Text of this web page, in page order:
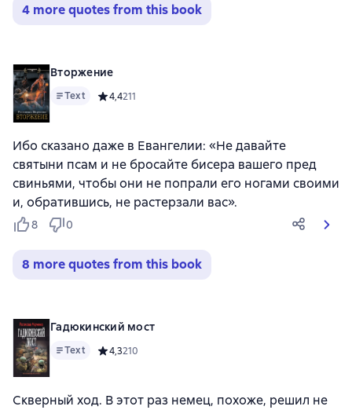
4 more quotes from this book
Вторжение
Text Средний рейтинг 4,4 на основе 211 оценок
4,4211
Ибо сказано даже в Евангелии: «Не давайте
святыни псам и не бросайте бисера вашего пред
свиньями, чтобы они не попрали его ногами своими
и, обратившись, не растерзали вас».
8 0
8 more quotes from this book
Гадюкинский мост
Text Средний рейтинг 4,3 на основе 210 оценок
4,3210
Скверный ход. В этот раз немец, похоже, решил не